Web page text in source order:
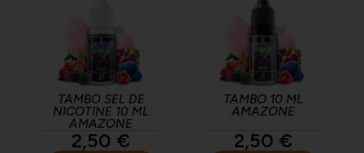
TAMBO SEL DE
NICOTINE 10 ML
AMAZONE
2,50 €
TAMBO 10 ML
AMAZONE
2,50 €